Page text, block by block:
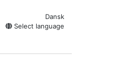
Dansk
Select language